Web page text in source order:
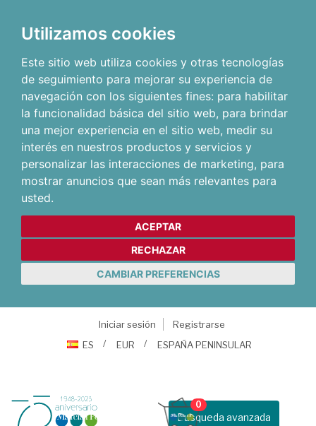
Utilizamos cookies
Este sitio web utiliza cookies y otras tecnologías
de seguimiento para mejorar su experiencia de
navegación con los siguientes fines: para habilitar
la funcionalidad básica del sitio web, para brindar
una mejor experiencia en el sitio web, medir su
interés en nuestros productos y servicios y
personalizar las interacciones de marketing, para
mostrar anuncios que sean más relevantes para
usted.
ACEPTAR
RECHAZAR
CAMBIAR PREFERENCIAS
Iniciar sesión
Registrarse
ES
EUR ESPAÑA PENINSULAR
Busqueda avanzada
0